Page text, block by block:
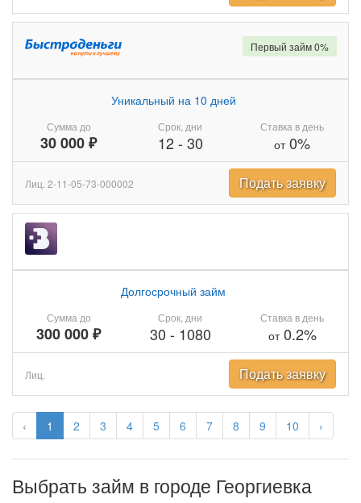
‹ 1 2 3 4 5 6 7 8 9 10 ›
Сумма до
30 000 ₽
Уникальный на 10 дней
Срок, дни
12- 30
Ставка в день
от0%
Первый займ 0%
Лиц. 2-11-05-73-000002 Подать заявку
Сумма до
300 000 ₽
Долгосрочный займ
Срок, дни
30 - 1080
Ставка в день
от0.2%
Лиц. Подать заявку
Выбрать займ в городе Георгиевка